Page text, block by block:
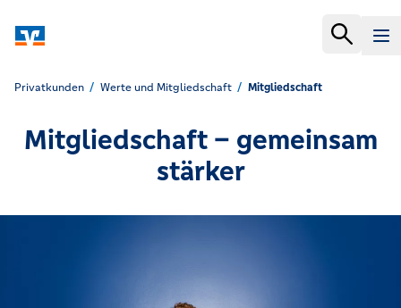
Privatkunden Werte und Mitgliedschaft Mitgliedschaft
Mitgliedschaft – gemeinsam
stärker